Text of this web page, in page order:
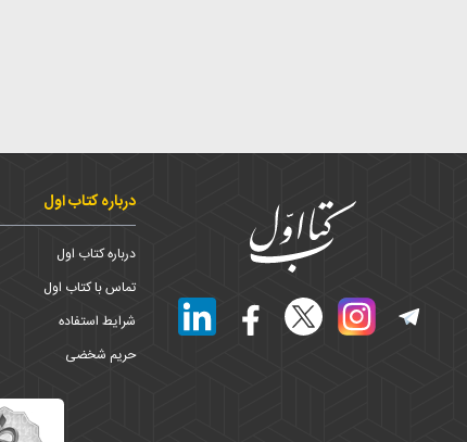
درباره کتاب اول
درباره کتاب اول
تماس با کتاب اول
شرایط استفاده
حریم شخضی